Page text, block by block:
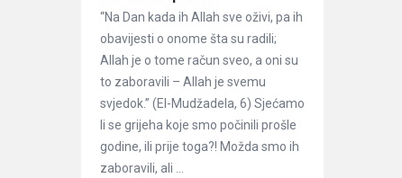
“Na Dan kada ih Allah sve oživi, pa ih
obavijesti o onome šta su radili;
Allah je o tome račun sveo, a oni su
to zaboravili – Allah je svemu
svjedok.” (El-Mudžadela, 6) Sjećamo
li se grijeha koje smo počinili prošle
godine, ili prije toga?! Možda smo ih
zaboravili, ali ...